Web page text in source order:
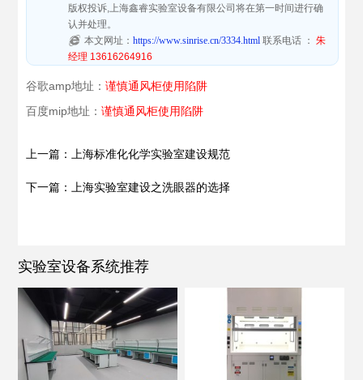
版权投诉,上海鑫睿实验室设备有限公司将在第一时间进行确
认并处理。
本文网址：https://www.sinrise.cn/3334.html 联系电话 ：朱
经理 13616264916
谷歌amp地址：谨慎通风柜使用陷阱
百度mip地址：谨慎通风柜使用陷阱
上一篇：上海标准化化学实验室建设规范
下一篇：上海实验室建设之洗眼器的选择
实验室设备系统推荐